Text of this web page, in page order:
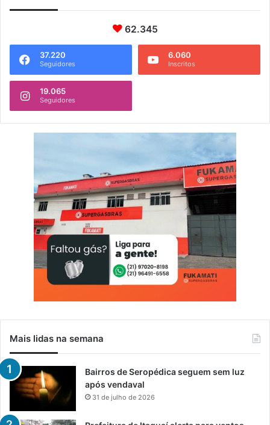
62.345
37.220
Seguidores
6.060
Inscritos
19.065
Seguidores
Mais lidas na semana
Bairros de Seropédica seguem sem luz
após vendaval
31 de julho de 2026